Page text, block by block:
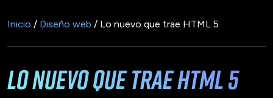
Inicio / Diseño web / Lo nuevo que trae HTML 5
Lo nuevo que trae HTML 5